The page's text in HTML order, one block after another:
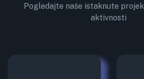
Pogledajte naše istaknute
aktivnosti